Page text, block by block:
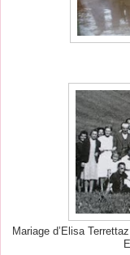
Mariage d’Elisa